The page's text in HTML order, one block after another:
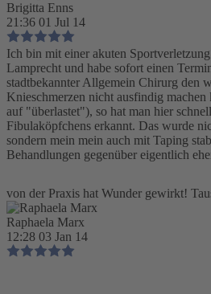
Brigitta Enns
21:36 01 Jul 14
Ich bin mit einer akuten
Lamprecht und habe sofort einen
stadtbekannter Allgemein Chirurg den
Knieschmerzen nicht ausfindig
auf "überlastet"), so hat man hier
Fibulaköpfchens erkannt. Das wurde
sondern mein mein auch mit Taping
Behandlungen gegenüber eigentlich
von der Praxis hat Wunder gewirkt!
Raphaela Marx
12:28 03 Jan 14